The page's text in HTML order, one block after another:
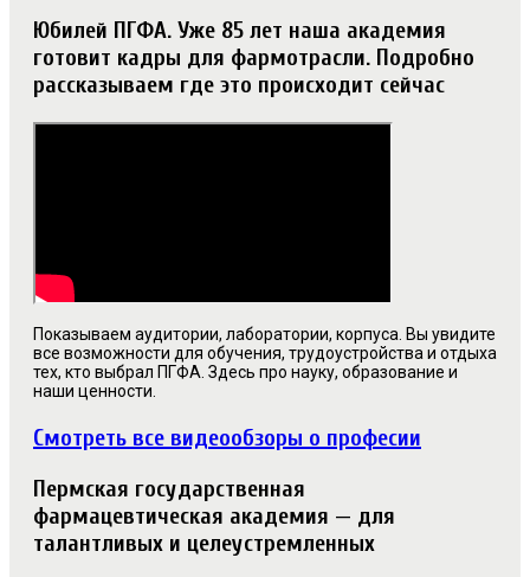
Юбилей ПГФА. Уже 85 лет наша академия
готовит кадры для фармотрасли. Подробно
рассказываем где это происходит сейчас
Показываем аудитории, лаборатории, корпуса. Вы увидите
все возможности для обучения, трудоустройства и отдыха
тех, кто выбрал ПГФА. Здесь про науку, образование и
наши ценности.
Смотреть все видеообзоры о професии
Пермская государственная
фармацевтическая академия — для
талантливых и целеустремленных